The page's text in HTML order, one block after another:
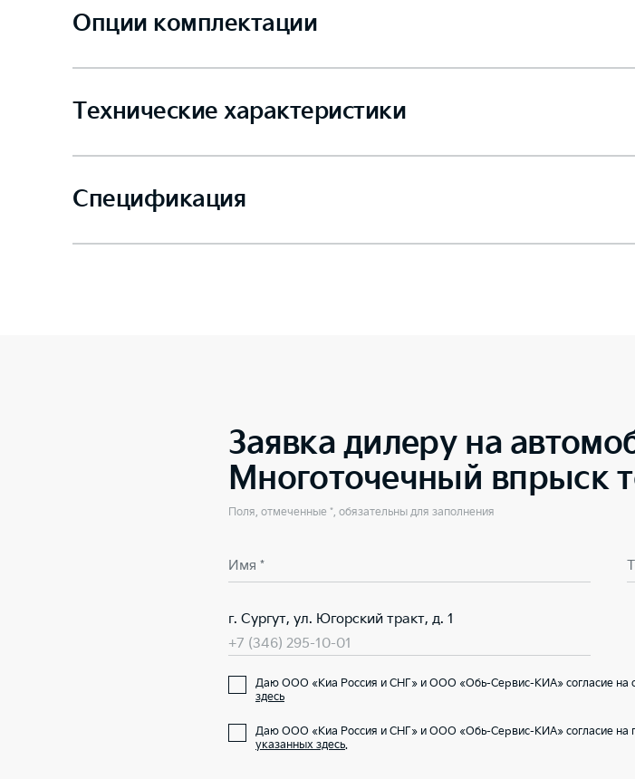
Опции комплектации
Технические характеристики
Спецификация
Заявка дилеру на
Многоточечный впрыск
Поля, отмеченные *, обязательны для заполнения
Имя *
г. Сургут, ул. Югорский тракт, д. 1
+7 (346) 295-10-01
Даю ООО «Киа Россия и СНГ» и ООО «Обь-Сервис-КИА» согласие на
здесь
Даю ООО «Киа Россия и СНГ» и ООО «Обь-Сервис-КИА» согласие на
указанных здесь.